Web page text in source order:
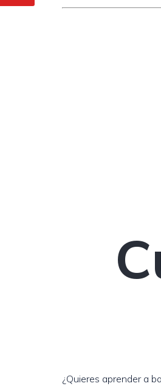
¿Quieres aprender a